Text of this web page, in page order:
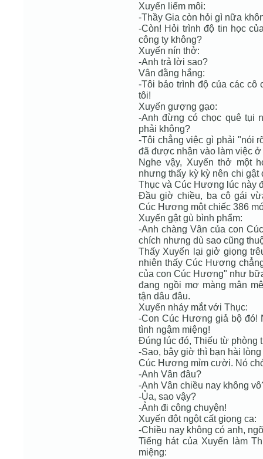
Xuyến liếm môi:
-Thầy Gia còn hỏi gì nữa
-Còn! Hỏi trình độ tin học
công ty không?
Xuyến nín thở:
-Anh trả lời sao?
Vân đằng hắng:
-Tôi bảo trình độ của các
tôi!
Xuyến gượng gạo:
-Anh đừng có chọc quê tụi
phải không?
-Tôi chẳng việc gì phải "nói
đã được nhận vào làm việc ở
Nghe vậy, Xuyến thở một
nhưng thấy kỳ kỳ nên chi
Thục và Cúc Hương lúc này
Đầu giờ chiều, ba cô gái
Cúc Hương một chiếc 386
Xuyến gật gù bình phẩm:
-Anh chàng Vân của con
chích nhưng dù sao cũng
Thấy Xuyến lại giở giọng
nhiên thấy Cúc Hương
của con Cúc Hương" như
đang ngồi mơ màng mân
tận dâu đâu.
Xuyến nháy mắt với Thục:
-Con Cúc Hương giả bộ đó!
tình ngậm miệng!
Đúng lúc đó, Thiếu từ phòng
-Sao, bây giờ thì bạn hài
Cúc Hương mỉm cười. Nó
-Anh Vân đâu?
-Anh Vân chiều nay không
-Ủa, sao vậy?
-Ảnh đi công chuyện!
Xuyến đột ngột cất giọng ca:
-Chiều nay không có anh,
Tiếng hát của Xuyến làm
miệng: